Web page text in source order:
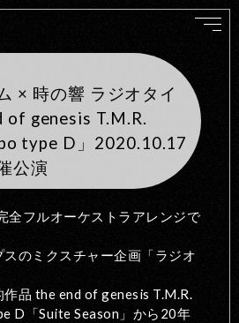
× 時の響 ラジオタイ
of genesis T.M.R.
type D」2020.10.17
公演
全フルオーケストラアレンジで
スのミクスチャー企画「ラジオ
品 the end of genesis T.M.R.
D「Suite Season」から20年